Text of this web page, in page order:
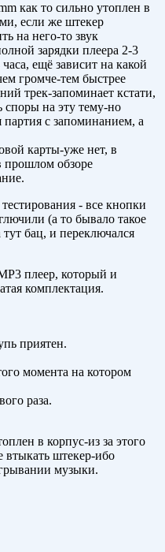
как то сильно утоплен в
если же штекер
на него-то звук
зарядки плеера 2-3
ещё зависит на какой
громче-тем быстрее
трек-запоминает кстати,
споры на эту тему-но
партия с запоминанием, а
карты-уже нет, в
прошлом обзоре
- все кнопки
(а то бывало такое
бац, и переключался
плеер, который и
комплектация.
приятен.
момента на котором
раза.
в корпус-из за этого
втыкать штекер-ибо
музыки.